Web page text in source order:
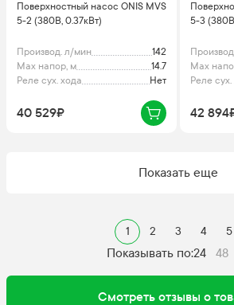
Поверхностный насос ONIS MVS
5-2 (380В, 0.37кВт)
Производ. л/мин
142
Max напор, м
14.7
Реле сух. хода
Нет
40 529₽
5-3
Max
Реле
42
Показать еще
1 2 3 4 5
Показывать по:24 48
Смотреть отзывы о